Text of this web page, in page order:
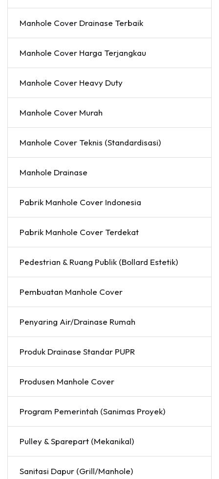
Manhole Cover Drainase Terbaik
Manhole Cover Harga Terjangkau
Manhole Cover Heavy Duty
Manhole Cover Murah
Manhole Cover Teknis (Standardisasi)
Manhole Drainase
Pabrik Manhole Cover Indonesia
Pabrik Manhole Cover Terdekat
Pedestrian & Ruang Publik (Bollard Estetik)
Pembuatan Manhole Cover
Penyaring Air/Drainase Rumah
Produk Drainase Standar PUPR
Produsen Manhole Cover
Program Pemerintah (Sanimas Proyek)
Pulley & Sparepart (Mekanikal)
Sanitasi Dapur (Grill/Manhole)